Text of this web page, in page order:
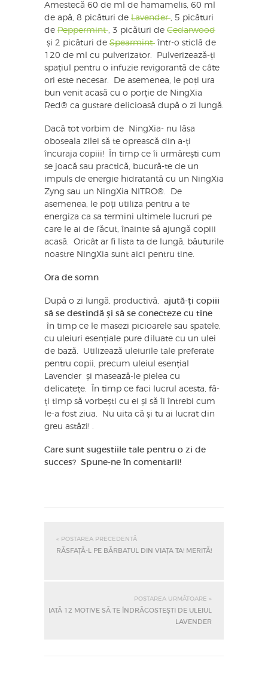
Amestecă 60 de ml de hamamelis, 60 ml
de apă, 8 picături de Lavender , 5 picături
de Peppermint , 3 picături de Cedarwood
și 2 picături de Spearmint într-o sticlă de
120 de ml cu pulverizator. Pulverizează-ți
spațiul pentru o infuzie revigorantă de câte
ori este necesar. De asemenea, le poți ura
bun venit acasă cu o porție de NingXia
Red® ca gustare delicioasă după o zi lungă.
Dacă tot vorbim de NingXia- nu lăsa
oboseala zilei să te oprească din a-ți
încuraja copiii! În timp ce îi urmărești cum
se joacă sau practică, bucură-te de un
impuls de energie hidratantă cu un NingXia
Zyng sau un NingXia NITRO®. De
asemenea, le poți utiliza pentru a te
energiza ca sa termini ultimele lucruri pe
care le ai de făcut, înainte să ajungă copiii
acasă. Oricât ar fi lista ta de lungă, băuturile
noastre NingXia sunt aici pentru tine.
Ora de somn
După o zi lungă, productivă,
ajută-ți copiii
să se destindă și să se conecteze cu tine
în timp ce le masezi picioarele sau spatele,
cu uleiuri esențiale pure diluate cu un ulei
de bază. Utilizează uleiurile tale preferate
pentru copii, precum uleiul esențial
Lavender și masează-le pielea cu
delicatețe. În timp ce faci lucrul acesta, fă-
ți timp să vorbești cu ei și să îi întrebi cum
le-a fost ziua. Nu uita că și tu ai lucrat din
greu astăzi! .
Care sunt sugestiile tale pentru o zi de
succes? Spune-ne în comentarii!
« POSTAREA PRECEDENTĂ
RĂSFAȚĂ-L PE BĂRBATUL DIN VIAȚA TA! MERITĂ!
POSTAREA URMĂTOARE »
IATĂ 12 MOTIVE SĂ TE ÎNDRĂGOSTEȘTI DE ULEIUL
LAVENDER